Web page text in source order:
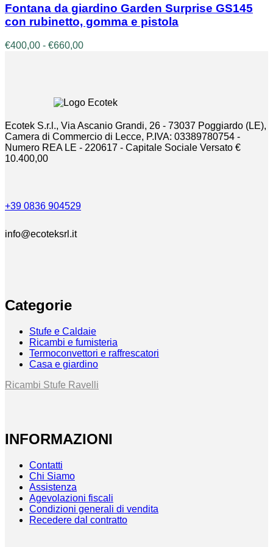
ha
più
varianti.
Le
opzioni
pagina
prodotto
Fontana da giardino Garden Surprise GS145
con rubinetto, gomma e pistola
€400,00 - €660,00Fascia
a
Ecotek S.r.l., Via Ascanio Grandi, 26 - 73037 Poggiardo (LE),
Camera di Commercio di Lecce, P.IVA: 03389780754 -
Numero REA LE - 220617 - Capitale Sociale Versato €
10.400,00
+39 0836 904529
info@ecoteksrl.it
Categorie
Stufe e Caldaie
Ricambi e fumisteria
Termoconvettori e raffrescatori
Casa e giardino
Ricambi Stufe Ravelli
INFORMAZIONI
Contatti
Chi Siamo
Assistenza
Agevolazioni fiscali
Condizioni generali di vendita
Recedere dal contratto